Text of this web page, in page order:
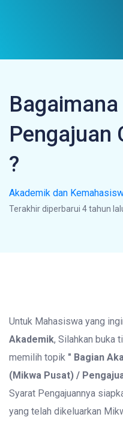
Bagaimana
Pengajuan
?
Akademik dan
Terakhir diperbarui 4 tahun
Untuk Mahasiswa yang
Akademik, Silahkan buka
memilih topik " Bagian
(Mikwa Pusat) /
Syarat Pengajuannya
yang telah dikeluarkan